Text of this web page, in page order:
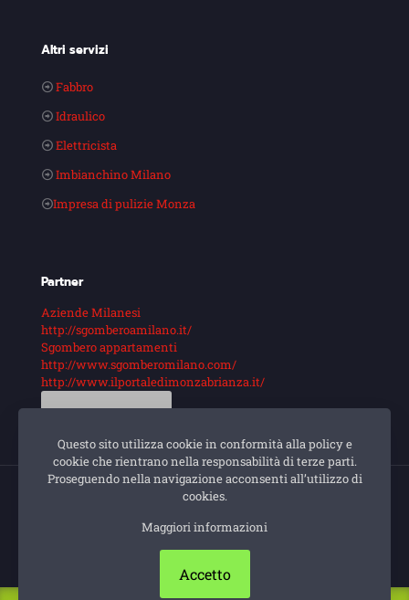
Altri servizi
Fabbro
Idraulico
Elettricista
Imbianchino Milano
Impresa di pulizie Monza
Partner
Aziende Milanesi
http://sgomberoamilano.it/
Sgombero appartamenti
http://www.sgomberomilano.com/
http://www.ilportaledimonzabrianza.it/
Guarda di più
© Impresa di pulizie Milano. Sito e posizionamento
Agenzia web MilanoWeb Revolution.
Privacy e cookie policy|Mappa Del Sito
Questo sito utilizza cookie in conformità alla policy e
cookie che rientrano nella responsabilità di terze parti.
Proseguendo nella navigazione acconsenti all’utilizzo di
cookies.
Maggiori informazioni
Accetto